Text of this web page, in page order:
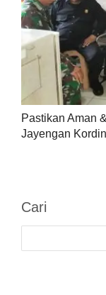
Pastikan Aman
Jayengan
Cari